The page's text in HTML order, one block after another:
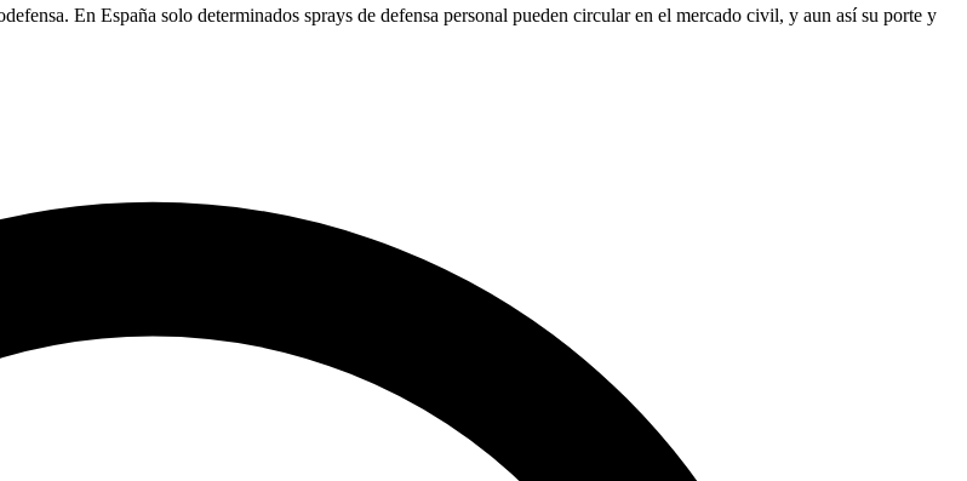
En España solo determinados sprays de defensa personal pueden circular en el mercado civil, y aun así su porte y